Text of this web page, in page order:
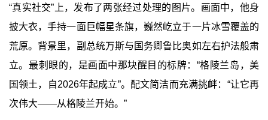
“真实社交”上，发布了两张经过处理的图片。画面中，他身
披大衣，手持一面巨幅星条旗，巍然屹立于一片冰雪覆盖的
荒原。背景里，副总统万斯与国务卿鲁比奥如左右护法般肃
立。最刺眼的，是画面中那块醒目的标牌：“格陵兰岛，美
国领土，自2026年起成立”。配文简洁而充满挑衅：“让它再
次伟大——从格陵兰开始。”